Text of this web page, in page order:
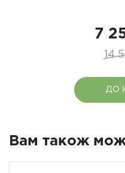
7
14
ДО
Вам також